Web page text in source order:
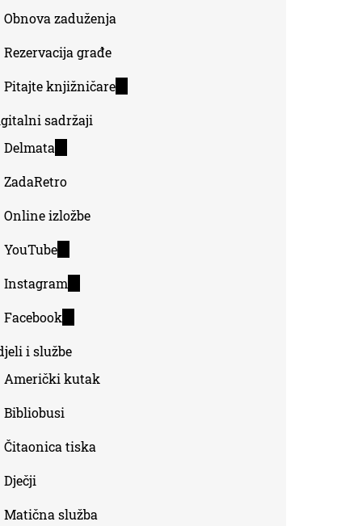
Obnova zaduženja
Rezervacija građe
Pitajte knjižničare(link
sadržaji
Delmata
external)
ZadaRetro
Online izložbe
YouTube(link
external)
Instagram(link
external)
Facebook
external)
i službe
Američki kutak
Bibliobusi
Čitaonica tiska
Dječji
Matična služba